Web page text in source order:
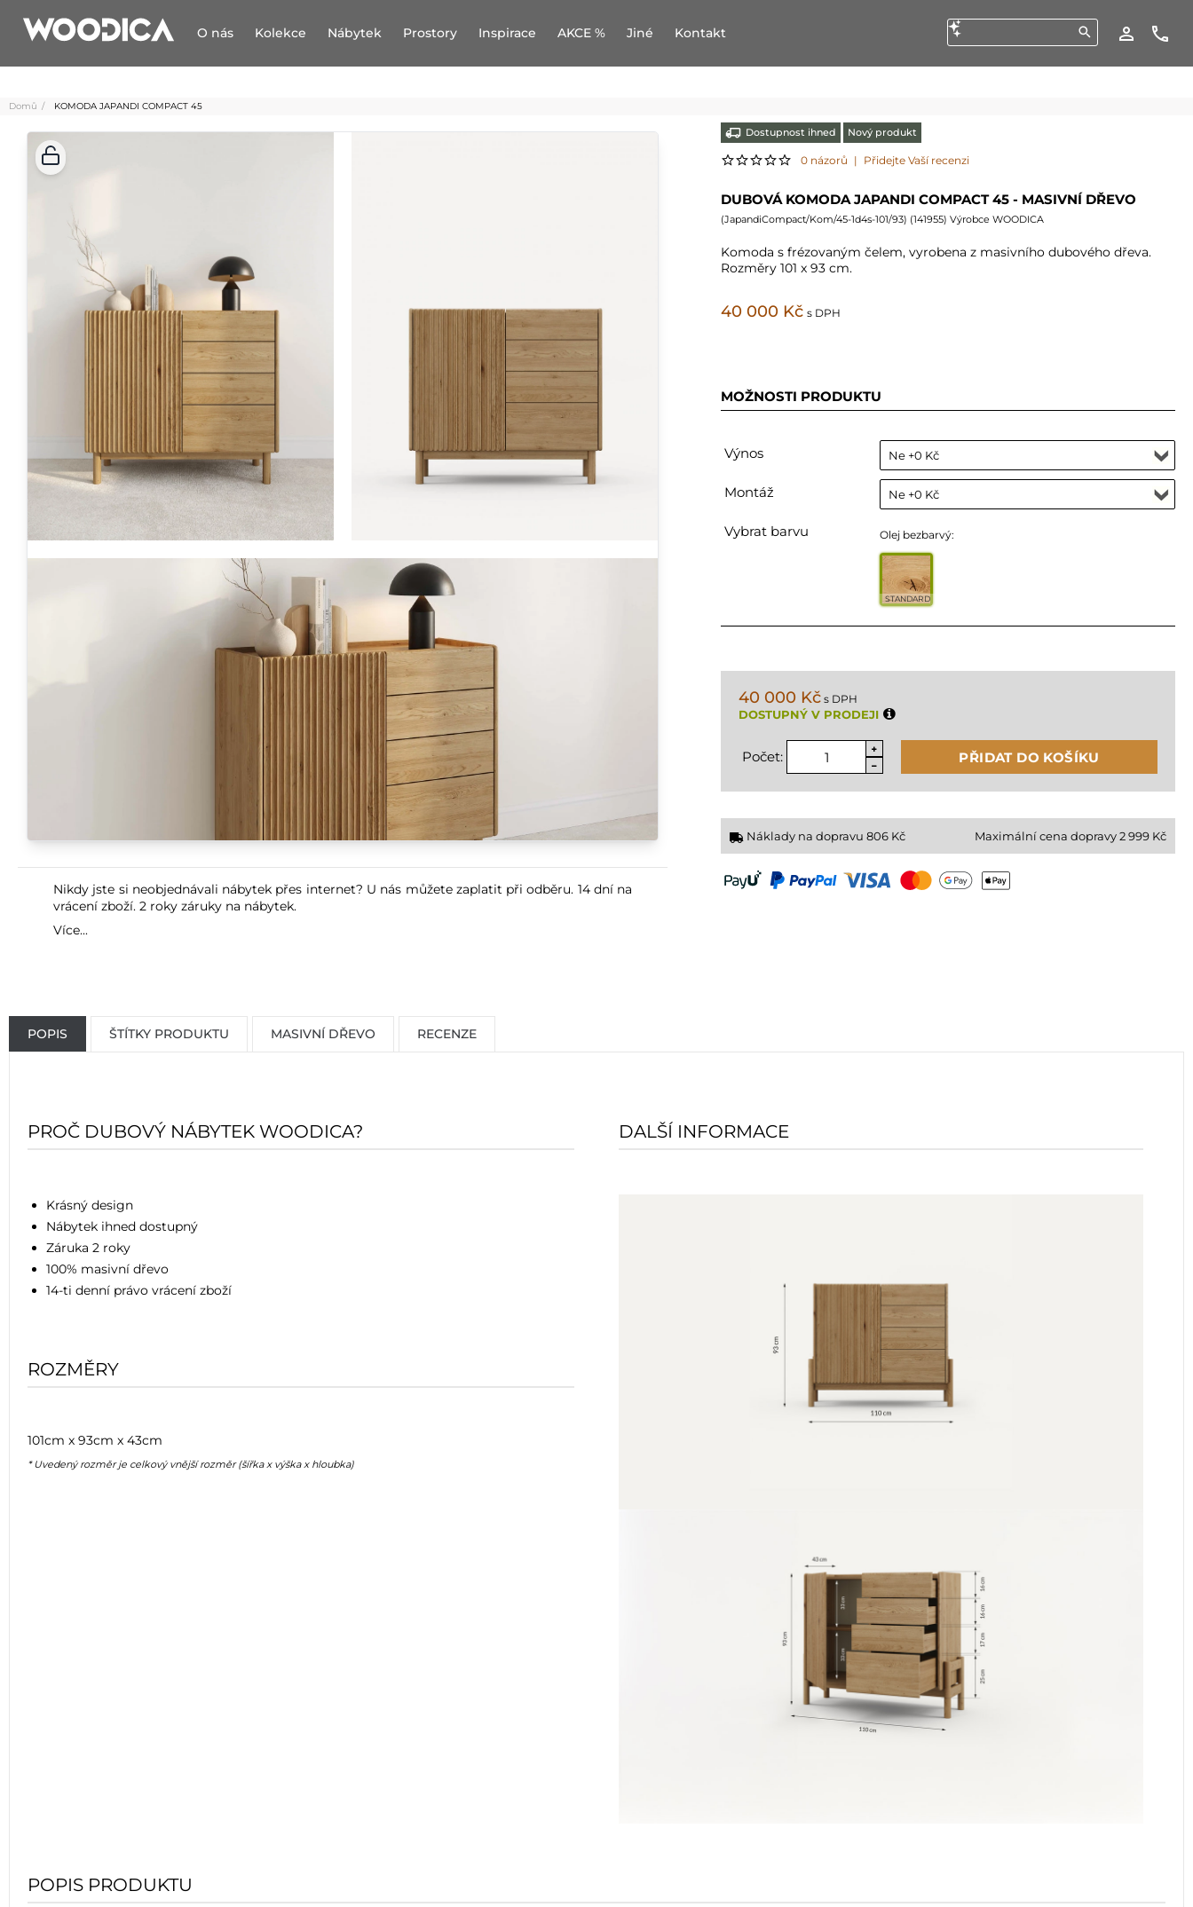
O nás Kolekce Nábytek Prostory Inspirace AKCE % Jiné Kontakt
Domů KOMODA JAPANDI COMPACT 45
Nikdy jste si neobjednávali nábytek přes internet? U nás můžete zaplatit při odběru. 14 dní na
vrácení zboží. 2 roky záruky na nábytek.
Více...
Dostupnost ihned Nový produkt
0 názorů | Přidejte Vaší recenzi
DUBOVÁ KOMODA JAPANDI COMPACT 45 - MASIVNÍ DŘEVO
(JapandiCompact/Kom/45-1d4s-101/93) (141955) Výrobce WOODICA
Komoda s frézovaným čelem, vyrobena z masivního dubového dřeva.
Rozměry 101 x 93 cm.
40 000 Kč s DPH
MOŽNOSTI PRODUKTU
Výnos
Montáž
Vybrat barvu Olej bezbarvý:
STANDARD
40 000 Kč s DPH
DOSTUPNÝ V PRODEJI
Počet: PŘIDAT DO KOŠÍKU
Náklady na dopravu806 Kč Maximální cena dopravy 2 999 Kč
POPIS ŠTÍTKY PRODUKTU MASIVNÍ DŘEVO RECENZE
PROČ DUBOVÝ NÁBYTEK WOODICA?
Krásný design
Nábytek ihned dostupný
Záruka 2 roky
100% masivní dřevo
14-ti denní právo vrácení zboží
ROZMĚRY
101cm x 93cm x 43cm
* Uvedený rozměr je celkový vnější rozměr (šířka x výška x hloubka)
DALŠÍ INFORMACE
POPIS PRODUKTU